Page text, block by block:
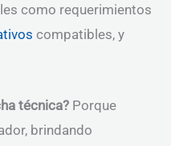
como requerimientos
compatibles, y
técnica? Porque
brindando